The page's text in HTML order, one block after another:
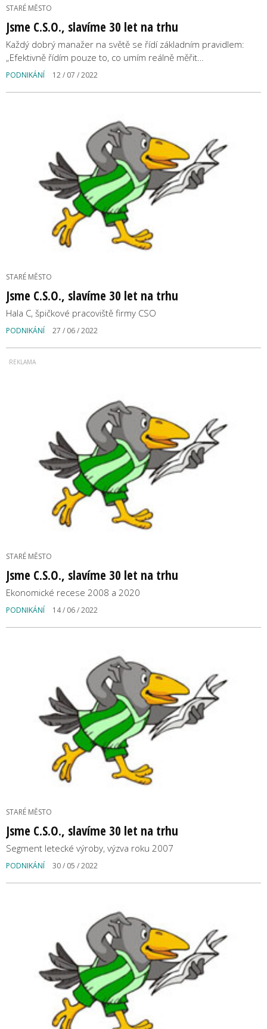
STARÉ MĚSTO
Jsme C.S.O., slavíme 30 let na trhu
Každý dobrý manažer na světě se řídí základním pravidlem:
„Efektivně řídím pouze to, co umím reálně měřit…
PODNIKÁNÍ 12 / 07 / 2022
STARÉ MĚSTO
Jsme C.S.O., slavíme 30 let na trhu
Hala C, špičkové pracoviště firmy CSO
PODNIKÁNÍ 27 / 06 / 2022
STARÉ MĚSTO
Jsme C.S.O., slavíme 30 let na trhu
Ekonomické recese 2008 a 2020
PODNIKÁNÍ 14 / 06 / 2022
STARÉ MĚSTO
Jsme C.S.O., slavíme 30 let na trhu
Segment letecké výroby, výzva roku 2007
PODNIKÁNÍ 30 / 05 / 2022